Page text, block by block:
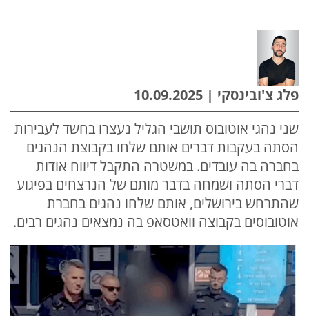
פלג צ'ובינסקי | 10.09.2025
שני נהגי אוטובוס תושבי הגליל נעצרו בחשד לעבירות
הסתה בעקבות דברים אותם שלחו בקבוצת הנהגים
בחברה בה עובדים. במשטרה התקבל דיווח אודות
דברי הסתה ושמחה בדבר מותם של הנרצחים בפיגוע
שהתרחש בירושלים, אותם שלחו נהגים בחברת
אוטובוסים בקבוצה וואטסאפ בה נמצאים נהגים רבים.